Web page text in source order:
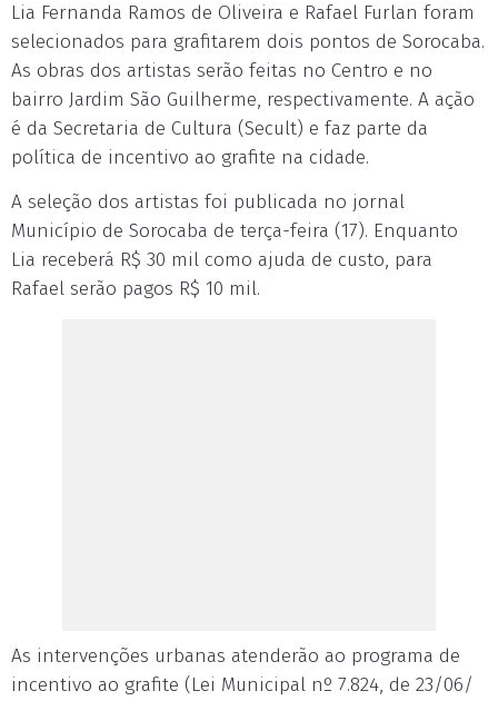
Lia Fernanda Ramos de Oliveira e Rafael Furlan foram
selecionados para grafitarem dois pontos de Sorocaba.
As obras dos artistas serão feitas no Centro e no
bairro Jardim São Guilherme, respectivamente. A ação
é da Secretaria de Cultura (Secult) e faz parte da
política de incentivo ao grafite na cidade.
A seleção dos artistas foi publicada no jornal
Município de Sorocaba de terça-feira (17). Enquanto
Lia receberá R$ 30 mil como ajuda de custo, para
Rafael serão pagos R$ 10 mil.
As intervenções urbanas atenderão ao programa de
incentivo ao grafite (Lei Municipal nº 7.824, de 23/06/